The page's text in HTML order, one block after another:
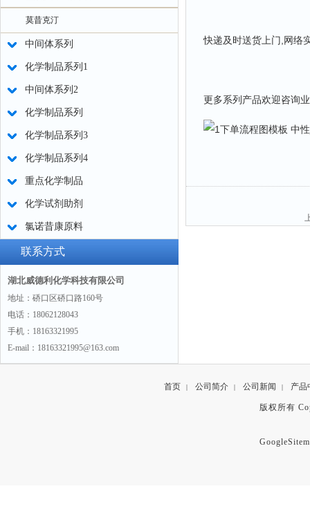
莫昔克汀
中间体系列
化学制品系列1
中间体系列2
化学制品系列
化学制品系列3
化学制品系列4
重点化学制品
化学试剂助剂
氯诺昔康原料
联系方式
湖北威德利化学科技有限公司
地址：硚口区硚口路160号
电话：18062128043
手机：18163321995
E-mail：18163321995@163.com
快递及时送货上门,网络
更多系列产品欢迎咨询
首页 | 公司简介 | 公司新闻 | 产品
版权所有